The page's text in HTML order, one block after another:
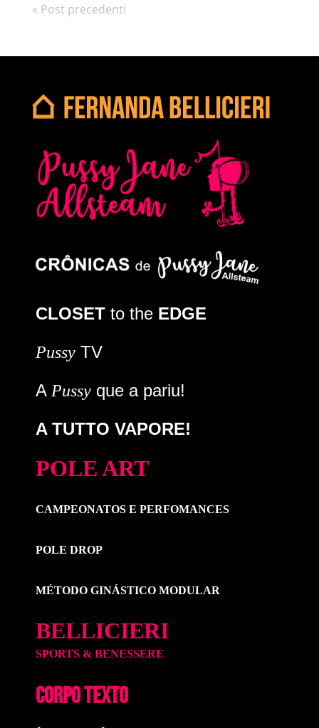
« Post precedenti
CLOSET to the EDGE
Pussy TV
A Pussy que a pariu!
A TUTTO VAPORE!
POLE ART
CAMPEONATOS E PERFOMANCES
POLE DROP
MÉTODO GINÁSTICO MODULAR
BELLICIERI
SPORTS & BENESSERE
CORPO TEXTO